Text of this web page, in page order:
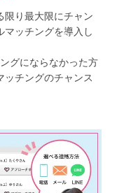
限り最大限にチャン
マッチングを導入し
グにならなかった方
ッチングのチャンス